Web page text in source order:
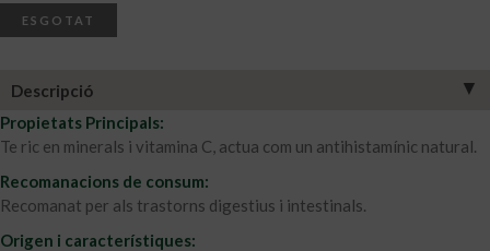
ESGOTAT
Descripció ▼
Propietats Principals:
Te ric en minerals i vitamina C, actua com un antihistamínic natural.
Recomanacions de consum:
Recomanat per als trastorns digestius i intestinals.
Origen i característiques: